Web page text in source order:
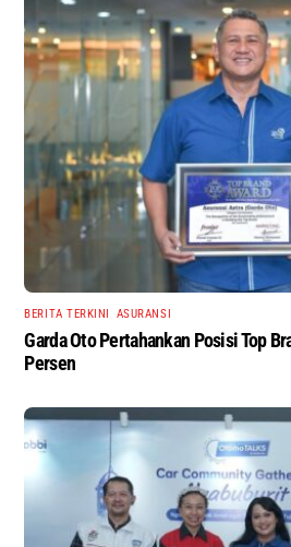
BERITA TERKINI ASURANSI
Garda Oto Pertahankan Posisi Top
Persen